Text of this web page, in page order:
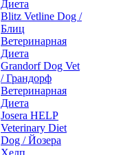
Диета
Blitz Vetline Dog /
Блиц
Ветеринарная
Диета
Grandorf Dog Vet
/ Грандорф
Ветеринарная
Диета
Josera HELP
Veterinary Diet
Dog / Йозера
Хелп